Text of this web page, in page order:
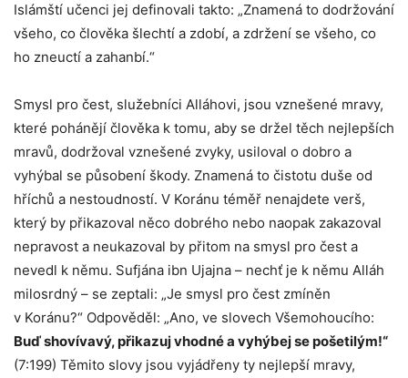
Islámští učenci jej definovali takto: „Znamená to dodržování
všeho, co člověka šlechtí a zdobí, a zdržení se všeho, co
ho zneuctí a zahanbí.“
Smysl pro čest, služebníci Alláhovi, jsou vznešené mravy,
které pohánějí člověka k tomu, aby se držel těch nejlepších
mravů, dodržoval vznešené zvyky, usiloval o dobro a
vyhýbal se působení škody. Znamená to čistotu duše od
hříchů a nestoudností. V Koránu téměř nenajdete verš,
který by přikazoval něco dobrého nebo naopak zakazoval
nepravost a neukazoval by přitom na smysl pro čest a
nevedl k němu. Sufjána ibn Ujajna – nechť je k němu Alláh
milosrdný – se zeptali: „Je smysl pro čest zmíněn
v Koránu?“ Odpověděl: „Ano, ve slovech Všemohoucího:
Buď shovívavý, přikazuj vhodné a vyhýbej se pošetilým!“
(7:199) Těmito slovy jsou vyjádřeny ty nejlepší mravy,